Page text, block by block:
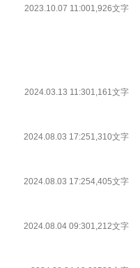
2023.10.07 11:001,926文字
2024.03.13 11:301,161文字
2024.08.03 17:251,310文字
2024.08.03 17:254,405文字
2024.08.04 09:301,212文字